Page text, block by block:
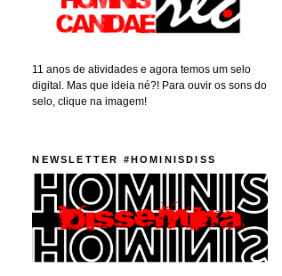
11 anos de atividades e agora temos um selo
digital. Mas que ideia né?! Para ouvir os sons do
selo, clique na imagem!
NEWSLETTER #HOMINISDISS